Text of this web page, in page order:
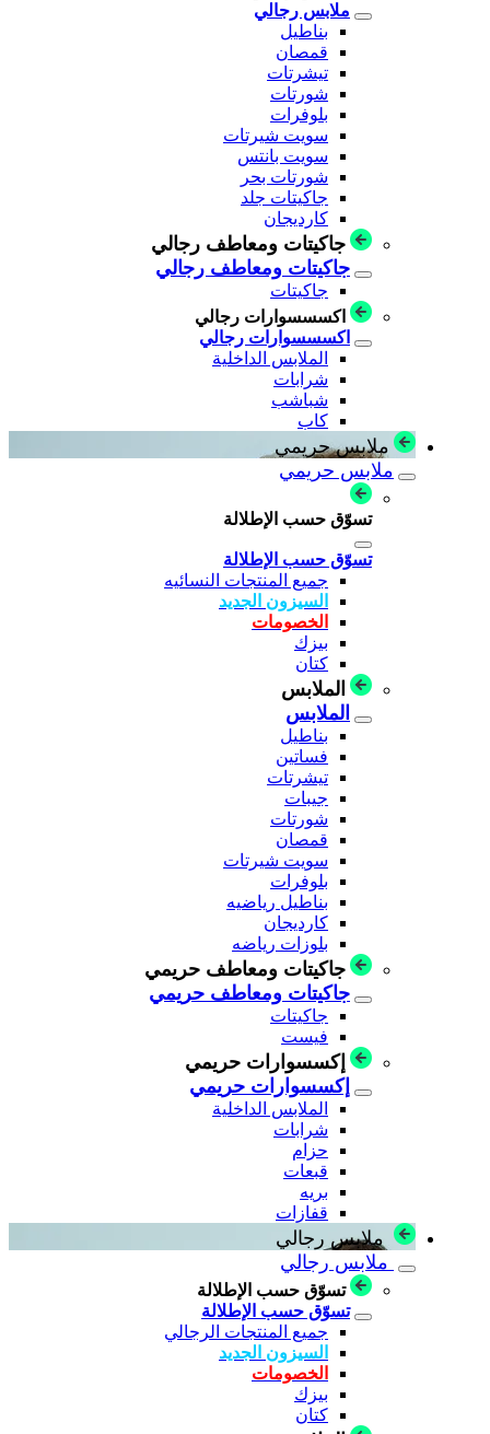
ملابس رجالي
بناطيل
قمصان
تيشرتات
شورتات
بلوفرات
سويت شيرتات
سويت بانتس
شورتات بحر
جاكيتات جلد
كارديجان
جاكيتات ومعاطف رجالي
جاكيتات ومعاطف رجالي
جاكيتات
اكسسسوارات رجالي
اكسسسوارات رجالي
الملابس الداخلية
شرابات
شباشب
كاب
ملابس حريمي
ملابس حريمي
تسوّق حسب الإطلالة
تسوّق حسب الإطلالة
جميع المنتجات النسائيه
السيزون الجديد
الخصومات
بيزك
كتان
الملابس
الملابس
بناطيل
فساتين
تيشرتات
جيبات
شورتات
قمصان
سويت شيرتات
بلوفرات
بناطيل رياضيه
كارديجان
بلوزات رياضه
جاكيتات ومعاطف حريمي
جاكيتات ومعاطف حريمي
جاكيتات
فيست
إكسسوارات حريمي
إكسسوارات حريمي
الملابس الداخلية
شرابات
حزام
قبعات
بريه
قفازات
ملابس رجالي
ملابس رجالي
تسوّق حسب الإطلالة
تسوّق حسب الإطلالة
جميع المنتجات الرجالي
السيزون الجديد
الخصومات
بيزك
كتان